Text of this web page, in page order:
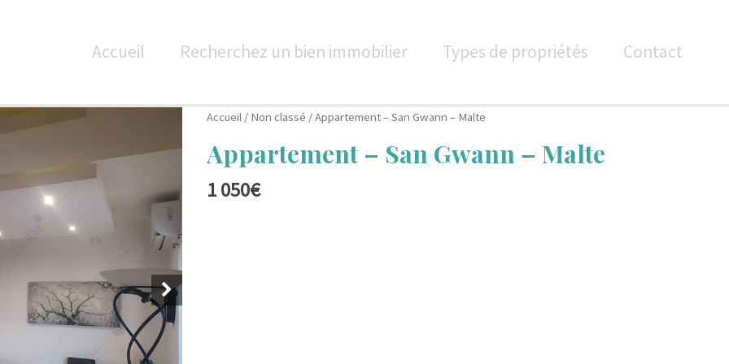
Accueil Recherchez un bien immobilier Types de propriétés Contact
Accueil / Non classé / Appartement – San Gwann – Malte
Appartement – San Gwann – Malte
1 050€